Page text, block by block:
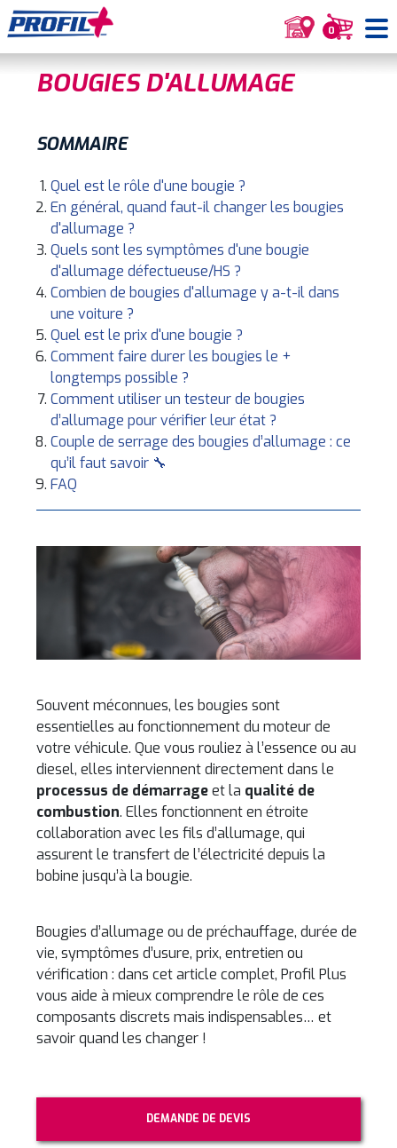
0
BOUGIES D'ALLUMAGE
SOMMAIRE
Quel est le rôle d'une bougie ?
En général, quand faut-il changer les bougies
d'allumage ?
Quels sont les symptômes d'une bougie
d'allumage défectueuse/HS ?
Combien de bougies d'allumage y a-t-il dans
une voiture ?
Quel est le prix d'une bougie ?
Comment faire durer les bougies le +
longtemps possible ?
Comment utiliser un testeur de bougies
d’allumage pour vérifier leur état ?
Couple de serrage des bougies d’allumage : ce
qu’il faut savoir 🔧
FAQ
Souvent méconnues, les bougies sont
essentielles au fonctionnement du moteur de
votre véhicule. Que vous rouliez à l’essence ou au
diesel, elles interviennent directement dans le
processus de démarrageet la qualité de
combustion. Elles fonctionnent en étroite
collaboration avec les fils d’allumage, qui
assurent le transfert de l’électricité depuis la
bobine jusqu’à la bougie.
Bougies d’allumage ou de préchauffage, durée de
vie, symptômes d’usure, prix, entretien ou
vérification : dans cet article complet, Profil Plus
vous aide à mieux comprendre le rôle de ces
composants discrets mais indispensables… et
savoir quand les changer !
DEMANDE DE DEVIS